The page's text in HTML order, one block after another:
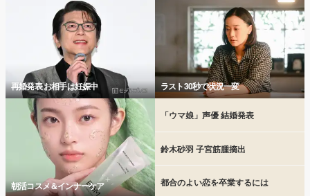
再婚発表 お相手は妊娠中 ラスト30秒で状況一変
朝活コスメ＆インナーケア
「ウマ娘」声優 結婚発表
鈴木砂羽 子宮筋腫摘出
都合のよい恋を卒業するには